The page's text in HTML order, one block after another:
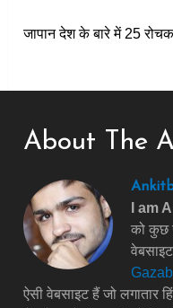
जापान देश के बारे में 25
About The
I am
को कुछ
ऐसी वेबसाइट हैं जो लगातार